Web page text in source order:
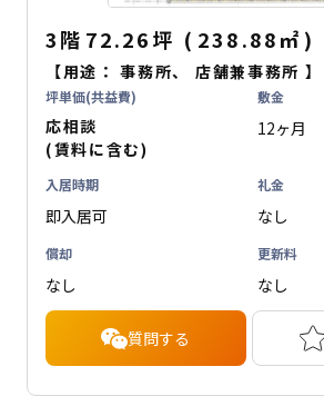
3階 72.26坪 ( 238.88㎡ )
【用途：事務所、 店舗兼事務所 】
坪単価(共益費)
応相談
(賃料に含む)
敷金
12ヶ月
入居時期
即入居可
礼金
なし
償却
なし
更新料
なし
質問する